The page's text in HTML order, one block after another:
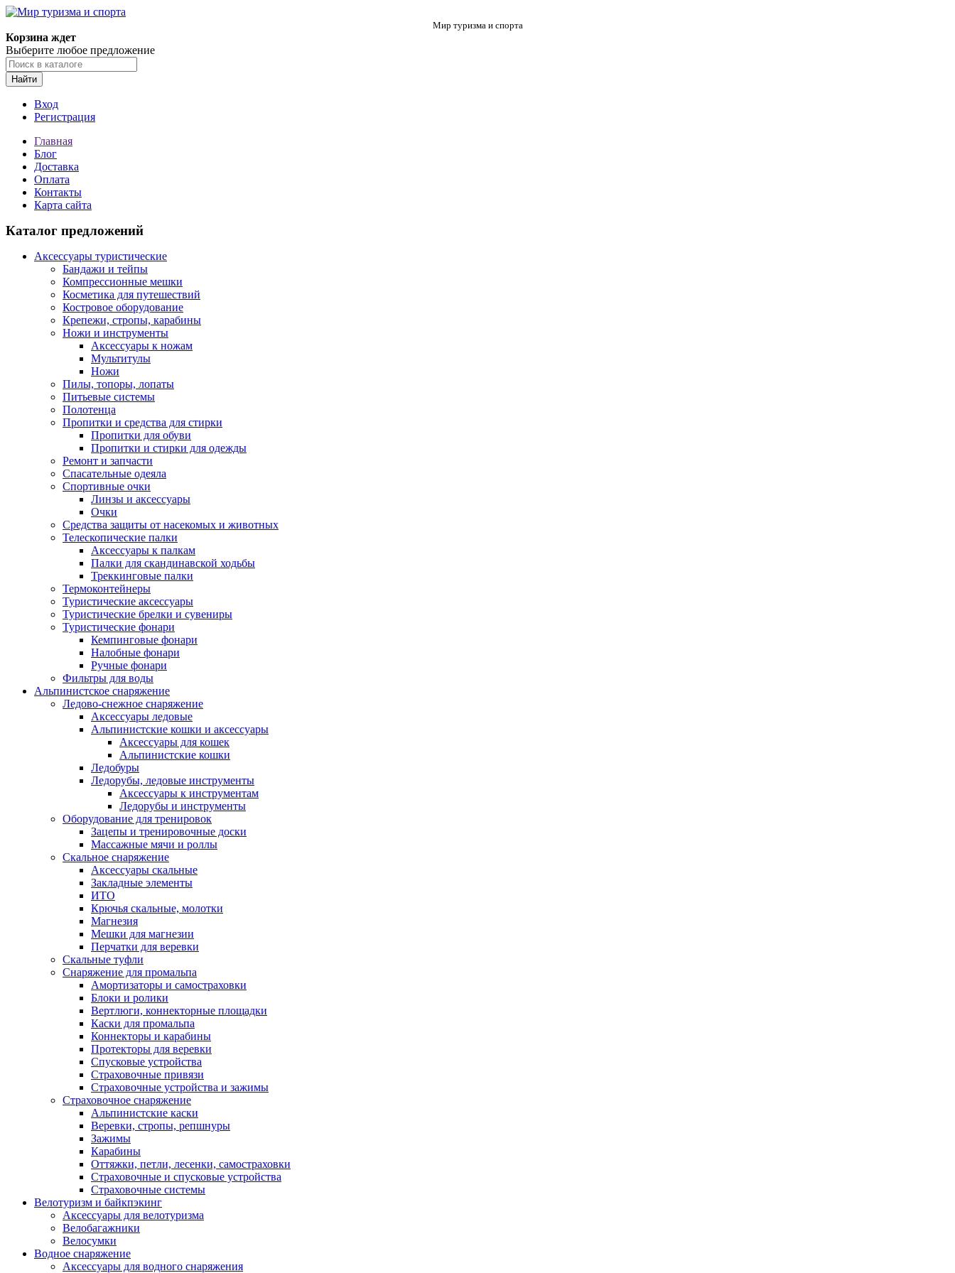
Мир туризма и спорта
Корзина ждет
Выберите любое предложение
Найти
Вход
Регистрация
Главная
Блог
Доставка
Оплата
Контакты
Карта сайта
Каталог предложений
Аксессуары туристические
Бандажи и тейпы
Компрессионные мешки
Косметика для путешествий
Костровое оборудование
Крепежи, стропы, карабины
Ножи и инструменты
Аксессуары к ножам
Мультитулы
Ножи
Пилы, топоры, лопаты
Питьевые системы
Полотенца
Пропитки и средства для стирки
Пропитки для обуви
Пропитки и стирки для одежды
Ремонт и запчасти
Спасательные одеяла
Спортивные очки
Линзы и аксессуары
Очки
Средства защиты от насекомых и животных
Телескопические палки
Аксессуары к палкам
Палки для скандинавской ходьбы
Треккинговые палки
Термоконтейнеры
Туристические аксессуары
Туристические брелки и сувениры
Туристические фонари
Кемпинговые фонари
Налобные фонари
Ручные фонари
Фильтры для воды
Альпинистское снаряжение
Ледово-снежное снаряжение
Аксессуары ледовые
Альпинистские кошки и аксессуары
Аксессуары для кошек
Альпинистские кошки
Ледобуры
Ледорубы, ледовые инструменты
Аксессуары к инструментам
Ледорубы и инструменты
Оборудование для тренировок
Зацепы и тренировочные доски
Массажные мячи и роллы
Скальное снаряжение
Аксессуары скальные
Закладные элементы
ИТО
Крючья скальные, молотки
Магнезия
Мешки для магнезии
Перчатки для веревки
Скальные туфли
Снаряжение для промальпа
Амортизаторы и самостраховки
Блоки и ролики
Вертлюги, коннекторные площадки
Каски для промальпа
Коннекторы и карабины
Протекторы для веревки
Спусковые устройства
Страховочные привязи
Страховочные устройства и зажимы
Страховочное снаряжение
Альпинистские каски
Веревки, стропы, репшнуры
Зажимы
Карабины
Оттяжки, петли, лесенки, самостраховки
Страховочные и спусковые устройства
Страховочные системы
Велотуризм и байкпэкинг
Аксессуары для велотуризма
Велобагажники
Велосумки
Водное снаряжение
Аксессуары для водного снаряжения